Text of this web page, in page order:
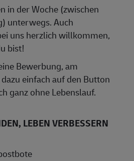
in der Woche (zwischen
unterwegs. Auch
uns herzlich willkommen,
bist!
Bewerbung, am
einfach auf den Button
ganz ohne Lebenslauf.
LEBEN VERBESSERN